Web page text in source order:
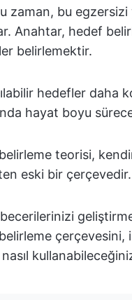
zaman, bu egzersizi
Anahtar, hedef
belirlemektir.
hedefler daha
hayat boyu
teorisi,
eski bir çerçevedir.